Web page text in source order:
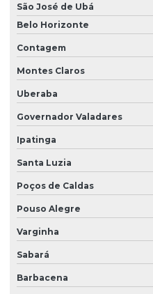
Licenciamento ambiental de
Licenciamento ambiental para
Licenciamento ambiental para
Licenciamento ambiental de
Licenciamento ambiental
Licenciamento ambiental para
Licenciamento ambiental para
Licenciamento ambiental de
Licenciamento ambiental rural
Licenciamento ambiental urbano
São José de Ubá
Belo Horizonte
Contagem
Montes Claros
Uberaba
Governador Valadares
Ipatinga
Santa Luzia
Poços de Caldas
Pouso Alegre
Varginha
Sabará
Barbacena